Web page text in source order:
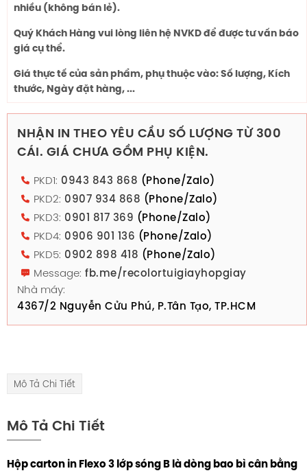
nhiều (không bán lẻ).
Quý Khách Hàng vui lòng liên hệ NVKD để được tư vấn báo
giá cụ thể.
Giá thực tế của sản phẩm, phụ thuộc vào: Số lượng, Kích
thước, Ngày đặt hàng, ...
NHẬN IN THEO YÊU CẦU SỐ LƯỢNG TỪ 300
CÁI. GIÁ CHƯA GỒM PHỤ KIỆN.
PKD1: 0943 843 868 (Phone/Zalo)
PKD2: 0907 934 868 (Phone/Zalo)
PKD3: 0901 817 369 (Phone/Zalo)
PKD4: 0906 901 136 (Phone/Zalo)
PKD5: 0902 898 418 (Phone/Zalo)
Message: fb.me/recolortuigiayhopgiay
Nhà máy:
4367/2 Nguyễn Cửu Phú, P.Tân Tạo, TP.HCM
Mô Tả Chi Tiết
Mô Tả Chi Tiết
Hộp carton in Flexo 3 lớp sóng B là dòng bao bì cân bằng